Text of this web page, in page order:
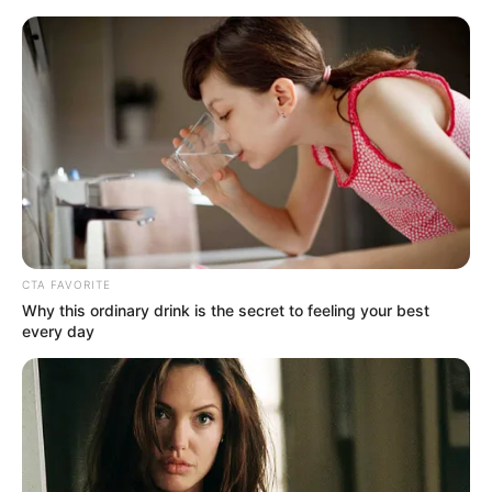
live
SPORTS MATRIMONY ENTERTAINMENT
Home News Kerala
മഹാത്മാ അയ്യങ്കാളിയുടെ
സ്മൃതി ദിനം; പട്ടികജാതി
മോർച്ചയുടെ ആഭിമുഖ്യത്തിൽ
വിപുലമായ പരിപാടികൾ
സംഘടിപ്പിക്കും
ജനം വെബ്‌ഡെസ്ക് Jun 14, 2026, 09:58 am IST
CTA FAVORITE
Why this ordinary drink is the secret to feeling your best
every day